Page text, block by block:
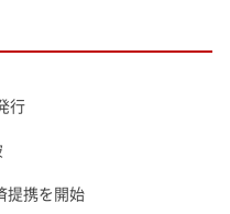
行
提携を開始